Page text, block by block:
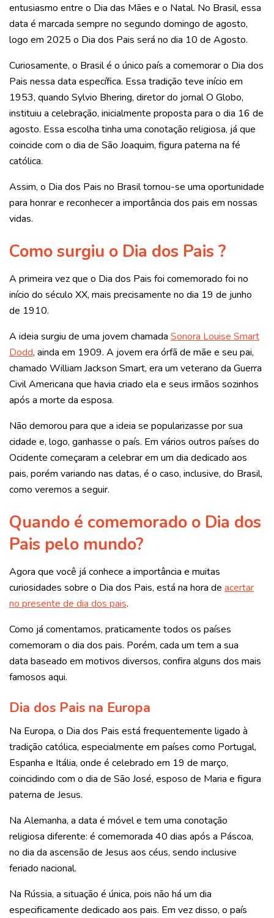
entusiasmo entre o Dia das Mães e o Natal. No Brasil, essa
data é marcada sempre no segundo domingo de agosto,
logo em 2025 o Dia dos Pais será no dia 10 de Agosto.
Curiosamente, o Brasil é o único país a comemorar o Dia dos
Pais nessa data específica. Essa tradição teve início em
1953, quando Sylvio Bhering, diretor do jornal O Globo,
instituiu a celebração, inicialmente proposta para o dia 16 de
agosto. Essa escolha tinha uma conotação religiosa, já que
coincide com o dia de São Joaquim, figura paterna na fé
católica.
Assim, o Dia dos Pais no Brasil tornou-se uma oportunidade
para honrar e reconhecer a importância dos pais em nossas
vidas.
Como surgiu o Dia dos Pais ?
A primeira vez que o Dia dos Pais foi comemorado foi no
início do século XX, mais precisamente no dia 19 de junho
de 1910.
A ideia surgiu de uma jovem chamada Sonora Louise Smart
Dodd, ainda em 1909. A jovem era órfã de mãe e seu pai,
chamado William Jackson Smart, era um veterano da Guerra
Civil Americana que havia criado ela e seus irmãos sozinhos
após a morte da esposa.
Não demorou para que a ideia se popularizasse por sua
cidade e, logo, ganhasse o país. Em vários outros países do
Ocidente começaram a celebrar em um dia dedicado aos
pais, porém variando nas datas, é o caso, inclusive, do Brasil,
como veremos a seguir.
Quando é comemorado o Dia dos
Pais pelo mundo?
Agora que você já conhece a importância e muitas
curiosidades sobre o Dia dos Pais, está na hora de acertar
no presente de dia dos pais.
Como já comentamos, praticamente todos os países
comemoram o dia dos pais. Porém, cada um tem a sua
data baseado em motivos diversos, confira alguns dos mais
famosos aqui.
Dia dos Pais na Europa
Na Europa, o Dia dos Pais está frequentemente ligado à
tradição católica, especialmente em países como Portugal,
Espanha e Itália, onde é celebrado em 19 de março,
coincidindo com o dia de São José, esposo de Maria e figura
paterna de Jesus.
Na Alemanha, a data é móvel e tem uma conotação
religiosa diferente: é comemorada 40 dias após a Páscoa,
no dia da ascensão de Jesus aos céus, sendo inclusive
feriado nacional.
Na Rússia, a situação é única, pois não há um dia
especificamente dedicado aos pais. Em vez disso, o país